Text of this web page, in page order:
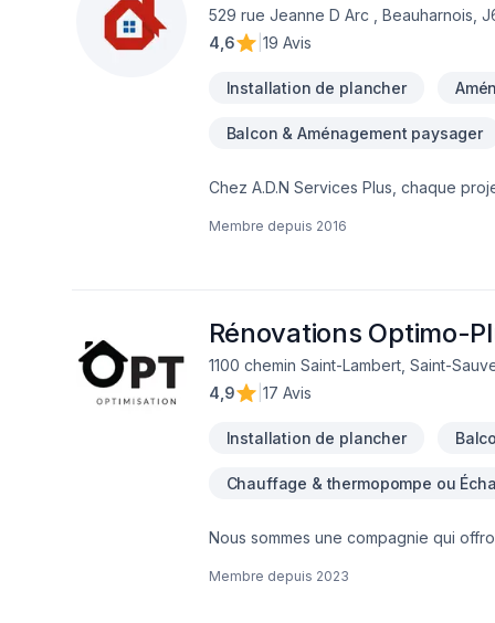
529 rue Jeanne D Arc , Beauharnois,
4,6
19 Avis
Installation de plancher
Balcon & Aménagement paysager
Chez A.D.N Services Plus, chaque
mur, Isolation sous-sol, Maçonnerie,
Confiez votre projet à une équipe qui
Membre depuis 2016
Rénovations Optimo-
1100 chemin Saint-Lambert, Saint-
4,9
17 Avis
Installation de plancher
Chauffage & thermopompe ou
Nous sommes une compagnie qui
Membre depuis 2023